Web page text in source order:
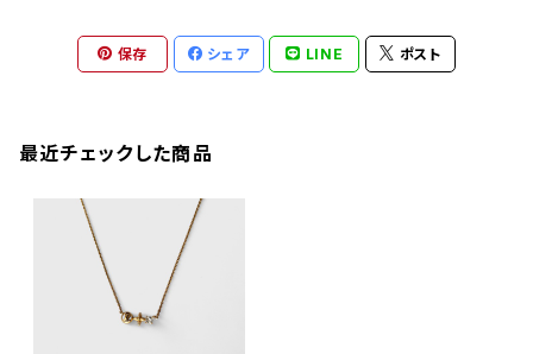
保存 シェア LINE ポスト
最近チェックした商品